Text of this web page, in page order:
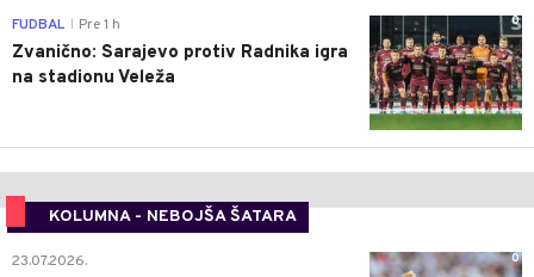
0
FUDBAL Pre 1 h
Zvanično: Sarajevo protiv Radnika igra
na stadionu Veleža
KOLUMNA - NEBOJŠA ŠATARA
0
23.07.2026.